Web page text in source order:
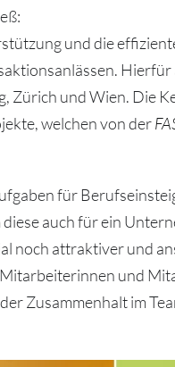
und die
und Wien. Die
welchen von der
für
auch für ein
noch attraktiver und
und
Zusammenhalt im